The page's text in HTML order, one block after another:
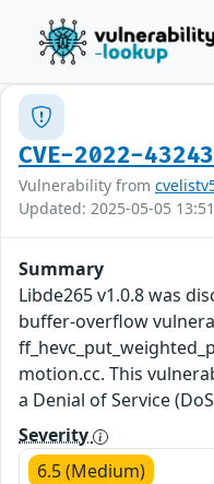
CVE-2022-43243
Vulnerability from
Updated: 2025-05-05 13:51
Summary
Libde265 v1.0.8 was
buffer-overflow
motion.cc. This
a Denial of Service
Severity
6.5 (Medium)